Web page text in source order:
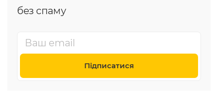
без спаму
Підписатися